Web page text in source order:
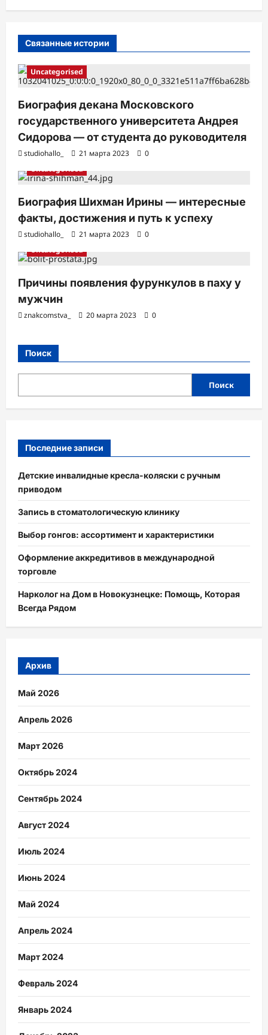
и
Связанные истории
Uncategorised
Биография декана Московского
государственного университета Андрея
Сидорова — от студента до руководителя
studiohallo_ 21 марта 2023
0
Uncategorised
Биография Шихман Ирины — интересные
факты, достижения и путь к успеху
studiohallo_ 21 марта 2023
0
Uncategorised
Причины появления фурункулов в паху у
мужчин
znakcomstva_ 20 марта 2023 0
Поиск
Поиск
Последние записи
Детские инвалидные кресла-коляски с ручным
приводом
Запись в стоматологическую клинику
Выбор гонгов: ассортимент и характеристики
Оформление аккредитивов в международной
торговле
Нарколог на Дом в Новокузнецке: Помощь, Которая
Всегда Рядом
Архив
Май 2026
Апрель 2026
Март 2026
Октябрь 2024
Сентябрь 2024
Август 2024
Июль 2024
Июнь 2024
Май 2024
Апрель 2024
Март 2024
Февраль 2024
Январь 2024